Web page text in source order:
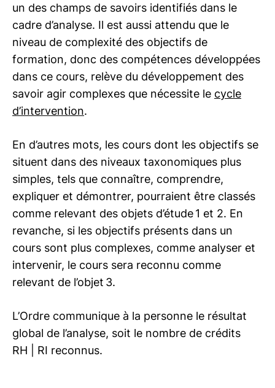
un des champs de savoirs identifiés dans le
cadre d’analyse. Il est aussi attendu que le
niveau de complexité des objectifs de
formation, donc des compétences développées
dans ce cours, relève du développement des
savoir agir complexes que nécessite le cycle
d’intervention.
En d’autres mots, les cours dont les objectifs se
situent dans des niveaux taxonomiques plus
simples, tels que connaître, comprendre,
expliquer et démontrer, pourraient être classés
comme relevant des objets d’étude 1 et 2. En
revanche, si les objectifs présents dans un
cours sont plus complexes, comme analyser et
intervenir, le cours sera reconnu comme
relevant de l’objet 3.
L’Ordre communique à la personne le résultat
global de l’analyse, soit le nombre de crédits
RH | RI reconnus.